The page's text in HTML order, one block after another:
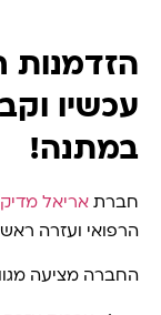
הזדמנות
עכשיו
במתנה!
חברת אריאל מדיק
הרפואי ועזרה
החברה מציעה